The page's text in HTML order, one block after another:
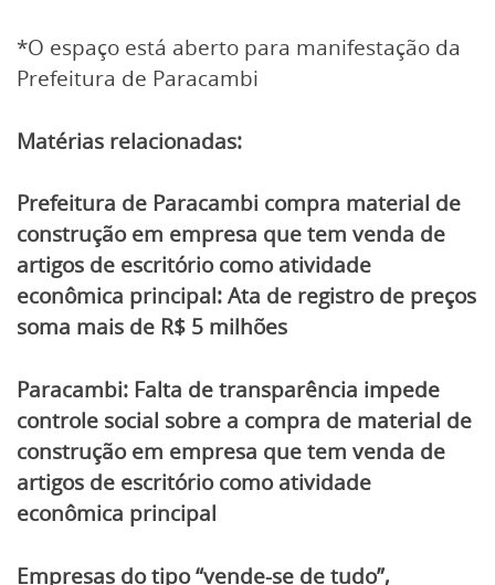
*O espaço está aberto para manifestação da
Prefeitura de Paracambi
Matérias relacionadas:
Prefeitura de Paracambi compra material de
construção em empresa que tem venda de
artigos de escritório como atividade
econômica principal: Ata de registro de preços
soma mais de R$ 5 milhões
Paracambi: Falta de transparência impede
controle social sobre a compra de material de
construção em empresa que tem venda de
artigos de escritório como atividade
econômica principal
Empresas do tipo “vende-se de tudo”,